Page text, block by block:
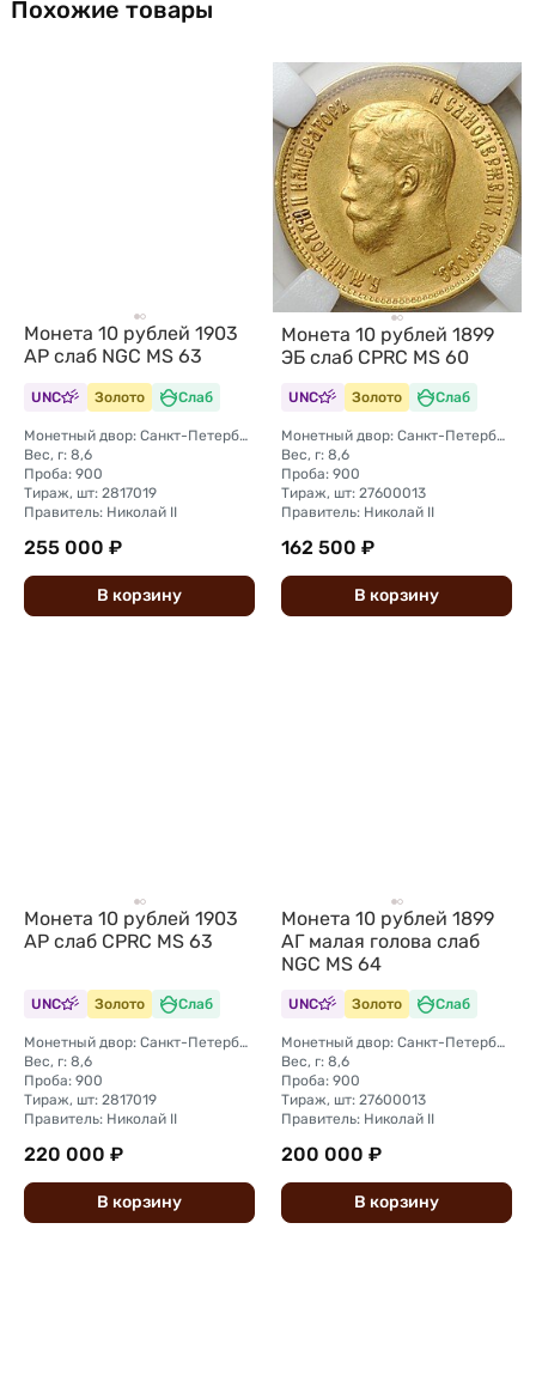
Похожие товары
Монета 10 рублей 1903
АР слаб NGC MS 63
UNC Золото Слаб
Монетный двор: Санкт-Петербургский монетный двор
Вес, г: 8,6
Проба: 900
Тираж, шт: 2817019
Правитель: Николай II
255 000 ₽
В корзину
Монета 10 рублей 1899
ЭБ слаб CPRC MS 60
UNC Золото Слаб
Монетный двор: Санкт-Петербургский монетный двор
Вес, г: 8,6
Проба: 900
Тираж, шт: 27600013
Правитель: Николай II
162 500 ₽
В корзину
Монета 10 рублей 1903
АР слаб CPRC MS 63
UNC Золото Слаб
Монетный двор: Санкт-Петербургский монетный двор
Вес, г: 8,6
Проба: 900
Тираж, шт: 2817019
Правитель: Николай II
220 000 ₽
В корзину
Монета 10 рублей 1899
АГ малая голова слаб
NGC MS 64
UNC Золото Слаб
Монетный двор: Санкт-Петербургский монетный двор
Вес, г: 8,6
Проба: 900
Тираж, шт: 27600013
Правитель: Николай II
200 000 ₽
В корзину